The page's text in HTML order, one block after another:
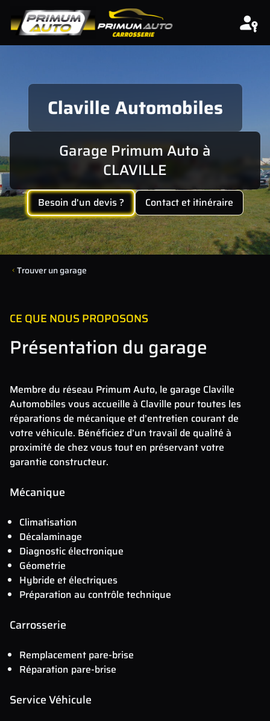
Aller au contenu
Claville Automobiles
Garage Primum Auto à
CLAVILLE
Besoin d'un devis ? Contact et itinéraire
Trouver un garage
CE QUE NOUS PROPOSONS
Présentation du garage
Membre du réseau Primum Auto, le garage Claville
Automobiles vous accueille à Claville pour toutes les
réparations de mécanique et d’entretien courant de
votre véhicule. Bénéficiez d’un travail de qualité à
proximité de chez vous tout en préservant votre
garantie constructeur.
Mécanique
Climatisation
Décalaminage
Diagnostic électronique
Géometrie
Hybride et électriques
Préparation au contrôle technique
Carrosserie
Remplacement pare-brise
Réparation pare-brise
Service Véhicule